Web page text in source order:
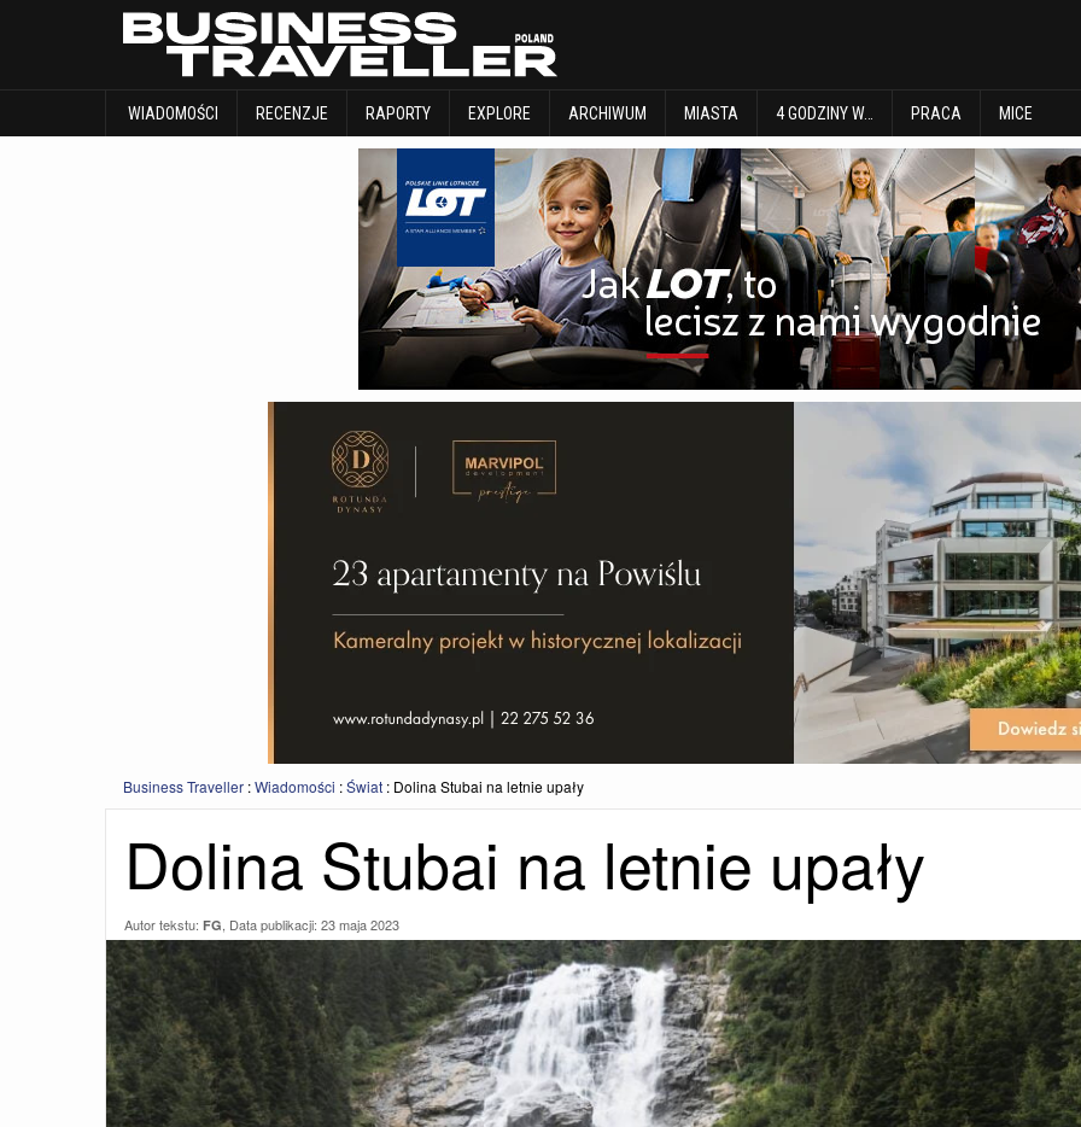
WIADOMOŚCI RECENZJE RAPORTY EXPLORE ARCHIWUM MIASTA 4 GODZINY W… PRACA MICE
WIADOMOŚCI RECENZJE
Business Traveller :Wiadomości :Świat : Dolina Stubai na letnie upały
Dolina Stubai na letnie upały
Autor tekstu: FG, Data publikacji: 23 maja 2023